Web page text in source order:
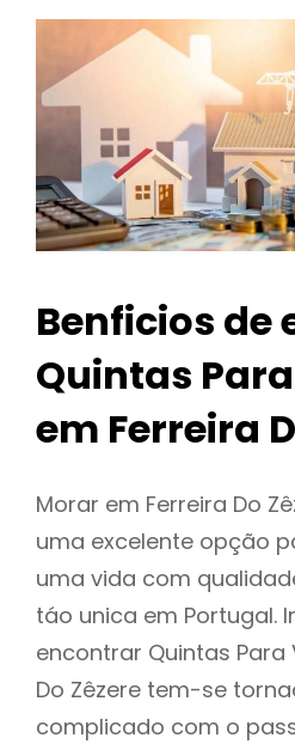
Benficios de
Quintas
em Ferreira
Morar em Ferreira Do
uma excelente opção
uma vida com
táo unica em Portugal.
encontrar Quintas Para
Do Zêzere tem-se
complicado com o